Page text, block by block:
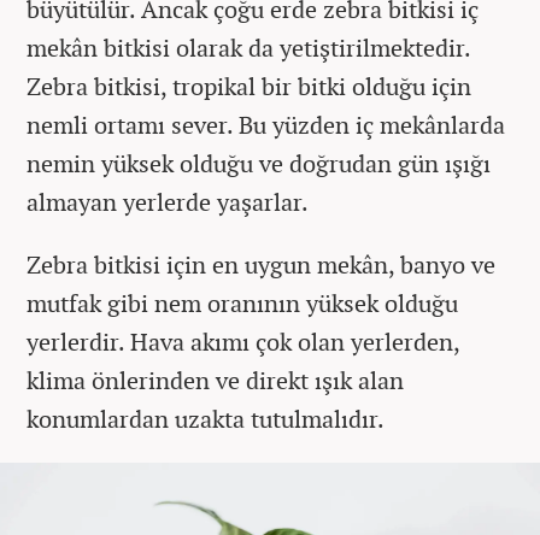
büyütülür. Ancak çoğu erde zebra bitkisi iç
mekân bitkisi olarak da yetiştirilmektedir.
Zebra bitkisi, tropikal bir bitki olduğu için
nemli ortamı sever. Bu yüzden iç mekânlarda
nemin yüksek olduğu ve doğrudan gün ışığı
almayan yerlerde yaşarlar.
Zebra bitkisi için en uygun mekân, banyo ve
mutfak gibi nem oranının yüksek olduğu
yerlerdir. Hava akımı çok olan yerlerden,
klima önlerinden ve direkt ışık alan
konumlardan uzakta tutulmalıdır.